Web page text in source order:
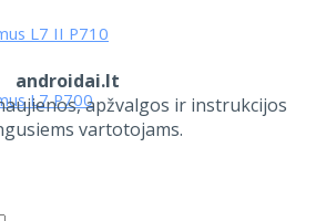
L7 II P710
L7 P700
androidai.lt
apžvalgos ir instrukcijos
vartotojams.